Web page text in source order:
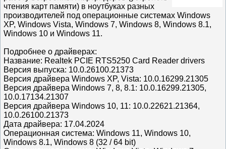
чтения карт памяти) в ноутбуках разных
производителей под операционные системах Windows
XP, Windows Vista, Windows 7, Windows 8, Windows 8.1,
Windows 10 и Windows 11.
Подробнее о драйверах:
Название: Realtek PCIE RTS5250 Card Reader drivers
Версия выпуска: 10.0.26100.21373
Версия драйвера Windows XP, Vista: 10.0.16299.21305
Версия драйвера Windows 7, 8, 8.1: 10.0.16299.21305,
10.0.17134.21307
Версия драйвера Windows 10, 11: 10.0.22621.21364,
10.0.26100.21373
Дата драйвера: 17.04.2024
Операционная система: Windows 11, Windows 10,
Windows 8.1, Windows 8 (32 / 64 bit)